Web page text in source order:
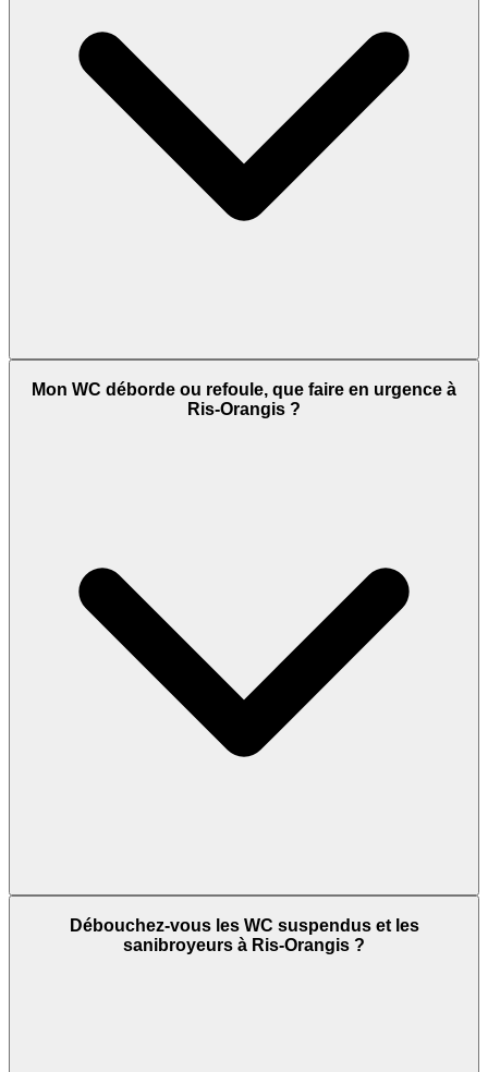
Mon WC déborde ou refoule, que faire en urgence à
Ris-Orangis ?
Débouchez-vous les WC suspendus et les
sanibroyeurs à Ris-Orangis ?